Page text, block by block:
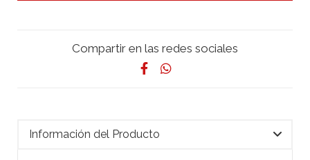
Compartir en las redes sociales
Información del Producto